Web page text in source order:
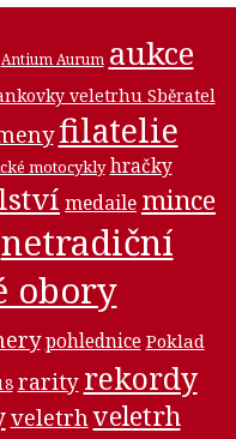
Antium Aurum aukce
veletrhu Sběratel
filatelie
motocykly hračky
medaile mince
netradiční
obory
pohlednice Poklad
rarity rekordy
veletrhveletrh